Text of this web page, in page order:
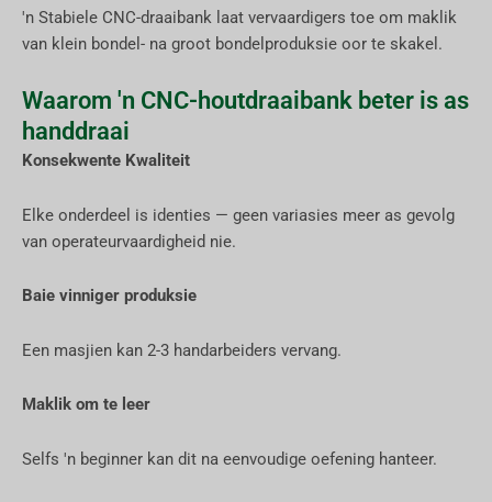
'n Stabiele CNC-draaibank laat vervaardigers toe om maklik
van klein bondel- na groot bondelproduksie oor te skakel.
Waarom 'n CNC-houtdraaibank beter is as
handdraai
Konsekwente Kwaliteit
Elke onderdeel is identies — geen variasies meer as gevolg
van operateurvaardigheid nie.
Baie vinniger produksie
Een masjien kan 2-3 handarbeiders vervang.
Maklik om te leer
Selfs 'n beginner kan dit na eenvoudige oefening hanteer.